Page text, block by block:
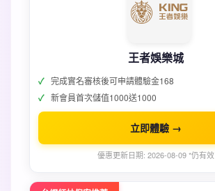
王者娛樂城
完成實名審核後可申請體驗金168
新會員首次儲值1000送1000
立即體驗 →
優惠更新日期: 2026-08-09 *仍有效